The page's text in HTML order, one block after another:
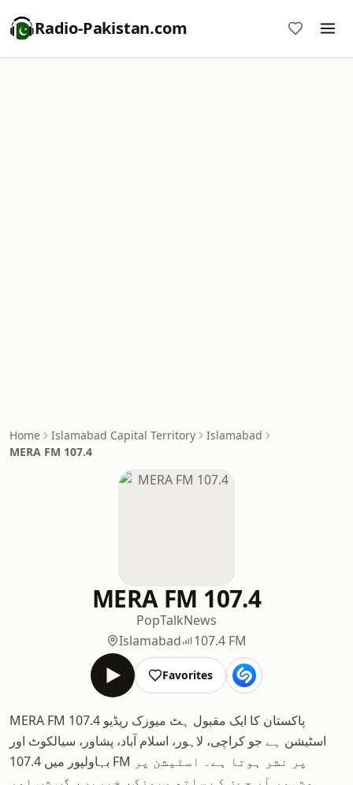
Radio-Pakistan.com
Home Islamabad Capital Territory
Islamabad
MERA FM 107.4
MERA FM 107.4
PopTalkNews
Islamabad
107.4 FM
Favorites
MERA FM 107.4 پاکستان کا ایک مقبول ہٹ میوزک ریڈیو
اسٹیشن ہے جو کراچی، لاہور، اسلام آباد، پشاور، سیالکوٹ اور
بہاولپور میں 107.4 FM پر نشر ہوتا ہے۔ اسٹیشن پر